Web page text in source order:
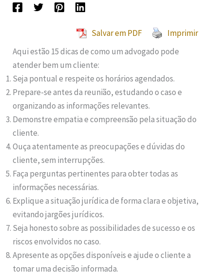
Salvar em PDF
Imprimir
Aqui estão 15 dicas de como um advogado pode
atender bem um cliente:
Seja pontual e respeite os horários agendados.
Prepare-se antes da reunião, estudando o caso e
organizando as informações relevantes.
Demonstre empatia e compreensão pela situação do
cliente.
Ouça atentamente as preocupações e dúvidas do
cliente, sem interrupções.
Faça perguntas pertinentes para obter todas as
informações necessárias.
Explique a situação jurídica de forma clara e objetiva,
evitando jargões jurídicos.
Seja honesto sobre as possibilidades de sucesso e os
riscos envolvidos no caso.
Apresente as opções disponíveis e ajude o cliente a
tomar uma decisão informada.